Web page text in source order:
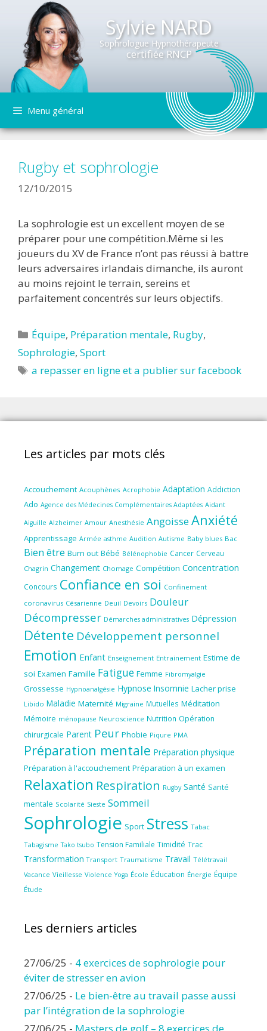
Sylvie NARD
Sophrologue Hypnothérapeute
certifiée RNCP
contenu
Menu général
Rugby et sophrologie
12/10/2015
La sophrologie est un excellent moyen de se
préparer pour une compétition.Même si les
joueurs du XV de France n’ont pas réussi à battre
leurs adversaires irlandais dimanche, ils auront
au moins rejoint le terrain, sereins et
parfaitement concentrés sur leurs objectifs.
Catégories
Équipe, Préparation mentale, Rugby,
Sophrologie, Sport
Étiquettes
a repasser en ligne et a publier sur facebook
Les articles par mots clés
Accouchement Acouphènes Acrophobie Adaptation Addiction
Ado Agence des Médecines Complémentaires Adaptées Aidant
Aiguille Alzheimer Amour Anesthésie Angoisse Anxiété
Apprentissage Armée asthme Audition Autisme Baby blues Bac
Bien être Burn out Bébé Bélénophobie Cancer Cerveau
Chagrin Changement Chomage Compétition Concentration
Concours Confiance en soi Confinement
coronavirus Césarienne Deuil Devoirs Douleur
Décompresser Démarches administratives Dépression
Détente Développement personnel
Emotion Enfant Enseignement Entrainement Estime de
soi Examen Famille Fatigue Femme Fibromyalgie
Grossesse Hypnoanalgésie Hypnose Insomnie Lacher prise
Libido Maladie Maternité Migraine Mutuelles Méditation
Mémoire ménopause Neuroscience Nutrition Opération
chirurgicale Parent Peur Phobie Piqure PMA
Préparation mentale Préparation physique
Préparation à l'accouchement Préparation à un examen
Relaxation Respiration Rugby Santé Santé
mentale Scolarité Sieste Sommeil
Sophrologie Sport Stress Tabac
Tabagisme Tako tsubo Tension Familiale Timidité Trac
Transformation Transport Traumatisme Travail Télétravail
Vacance Vieillesse Violence Yoga École Éducation Énergie Équipe
Étude
Les derniers articles
27/06/25 - 4 exercices de sophrologie pour
éviter de stresser en avion
27/06/25 - Le bien-être au travail passe aussi
par l’intégration de la sophrologie